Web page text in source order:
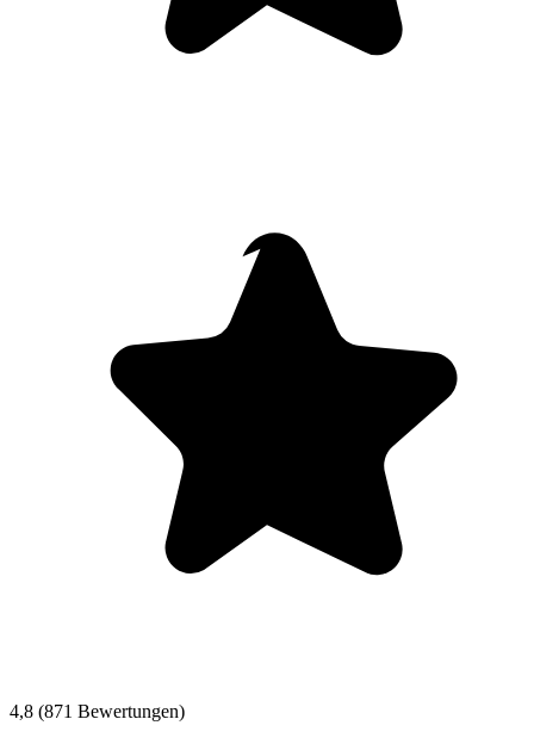
4,8 (871 Bewertungen)